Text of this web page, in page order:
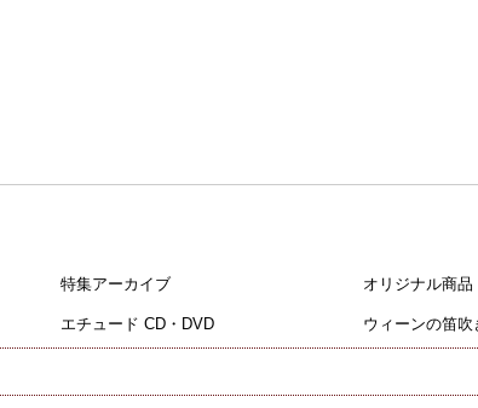
特集アーカイブ オリジナル商品
エチュード CD・DVD ウィーンの笛吹